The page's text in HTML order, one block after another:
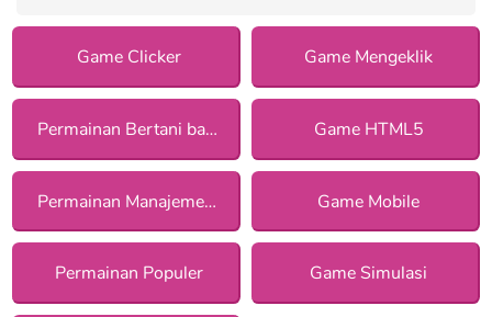
Game Clicker Game Mengeklik
Permainan Bertani bagi Anak Perempuan Game HTML5
Permainan Manajemen bagi Anak Perempuan Game Mobile
Permainan Populer Game Simulasi